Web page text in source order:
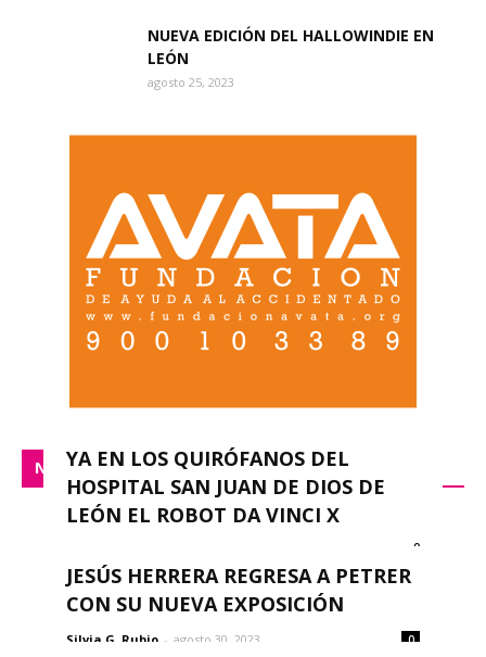
NUEVA EDICIÓN DEL HALLOWINDIE EN
LEÓN
agosto 25, 2023
NACIONAL
YA EN LOS QUIRÓFANOS DEL
HOSPITAL SAN JUAN DE DIOS DE
LEÓN EL ROBOT DA VINCI X
0
JESÚS HERRERA REGRESA A PETRER
CON SU NUEVA EXPOSICIÓN
Silvia G. Rubio - agosto 30, 2023 0